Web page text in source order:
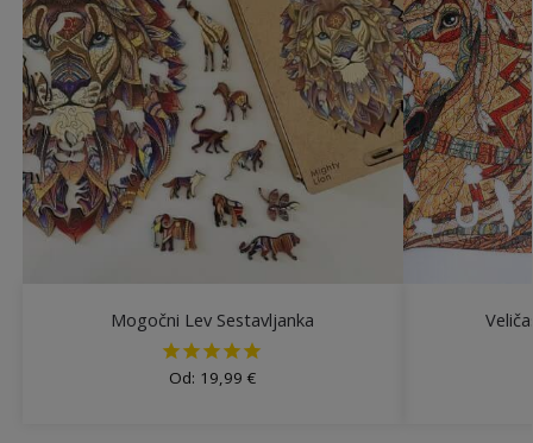
Mogočni Lev Sestavljanka
Od: 19,99€